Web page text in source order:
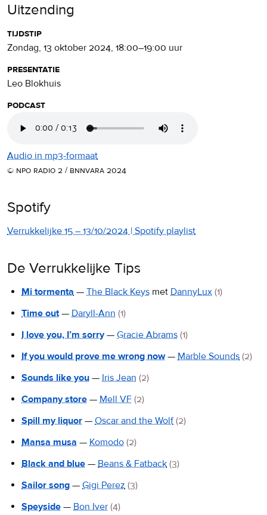
Uitzending
tijdstip
zondag, 13 oktober 2024, 18:00–19:00 uur
presentatie
Leo Blokhuis
podcast
Audio in mp3-formaat
© npo radio 2 / bnnvara 2024
Spotify
Verrukkelijke 15 – 13/10/2024 | Spotify playlist
De Verrukkelijke Tips
Mi tormenta — The Black Keys met DannyLux (1)
Time out— Daryll-Ann (1)
I love you, I’m sorry— Gracie Abrams (1)
If you would prove me wrong now— Marble Sounds (2)
Sounds like you — Iris Jean (2)
Company store — Mell VF (2)
Spill my liquor — Oscar and the Wolf (2)
Mansa musa — Komodo (2)
Black and blue — Beans & Fatback (3)
Sailor song — Gigi Perez (3)
Speyside — Bon Iver (4)